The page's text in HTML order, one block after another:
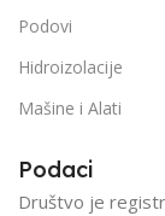
Podovi
Hidroizolacije
Mašine i Alati
Podaci
Društvo je